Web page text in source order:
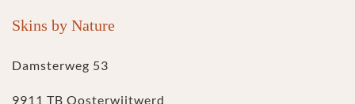
Skins by Nature
Damsterweg 53
9911 TB Oosterwijtwerd